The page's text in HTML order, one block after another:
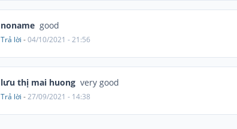
noname good
Trả lời -04/10/2021 - 21:56
lưu thị mai huong very good
Trả lời -27/09/2021 - 14:38